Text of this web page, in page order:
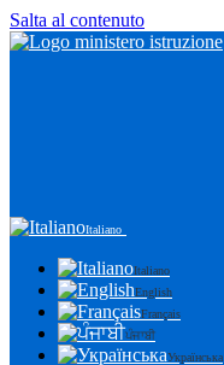
Salta al contenuto
Italiano
Italiano
English
Français
ਪੰਜਾਬੀ
Українська